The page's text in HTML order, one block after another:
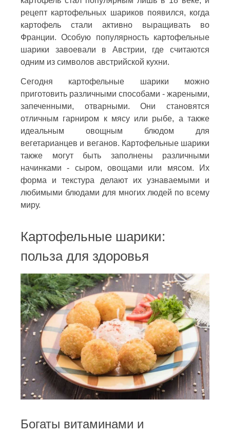
рецепт картофельных шариков появился, когда
картофель стали активно выращивать во
Франции. Особую популярность картофельные
шарики завоевали в Австрии, где считаются
одним из символов австрийской кухни.
Сегодня картофельные шарики можно
приготовить различными способами - жареными,
запеченными, отварными. Они становятся
отличным гарниром к мясу или рыбе, а также
идеальным овощным блюдом для
вегетарианцев и веганов. Картофельные шарики
также могут быть заполнены различными
начинками - сыром, овощами или мясом. Их
форма и текстура делают их узнаваемыми и
любимыми блюдами для многих людей по всему
миру.
Картофельные шарики:
польза для здоровья
Богаты витаминами и